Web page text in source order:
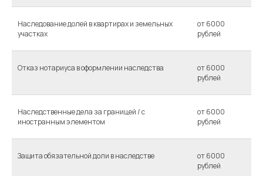
Наследование долей в квартирах и земельных
участках
от 6000
рублей
Отказ нотариуса в оформлении наследства
от 6000
рублей
Наследственные дела за границей / с
иностранным элементом
от 6000
рублей
Защита обязательной доли в наследстве
от 6000
рублей